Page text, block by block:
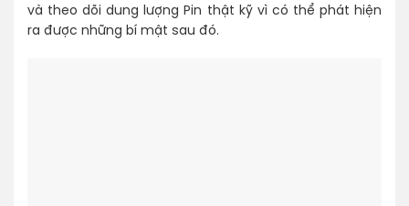
và theo dõi dung lượng Pin thật kỹ vì có thể phát hiện
ra được những bí mật sau đó.